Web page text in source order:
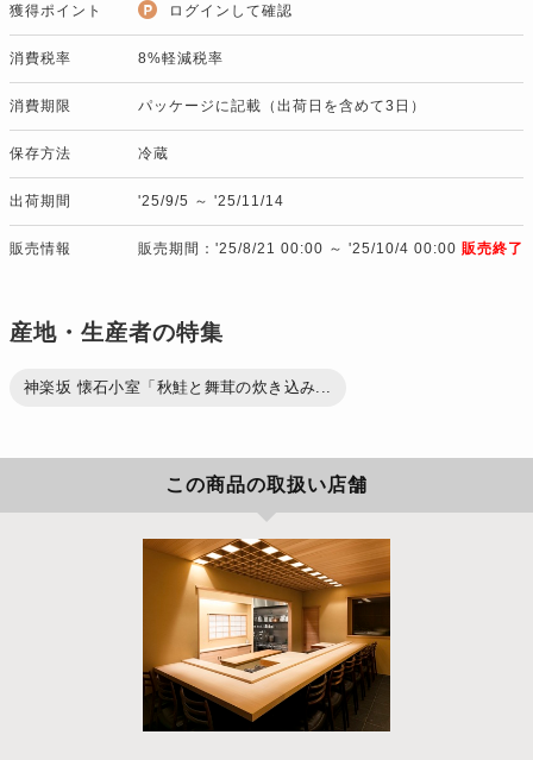
獲得ポイント ログインして確認
消費税率 8%軽減税率
消費期限 パッケージに記載（出荷日を含めて3日）
保存方法 冷蔵
出荷期間 '25/9/5 ～ '25/11/14
販売情報 販売期間：'25/8/21 00:00 ～ '25/10/4 00:00 販売終了
産地・生産者の特集
神楽坂 懐石小室「秋鮭と舞茸の炊き込み...
この商品の取扱い店舗